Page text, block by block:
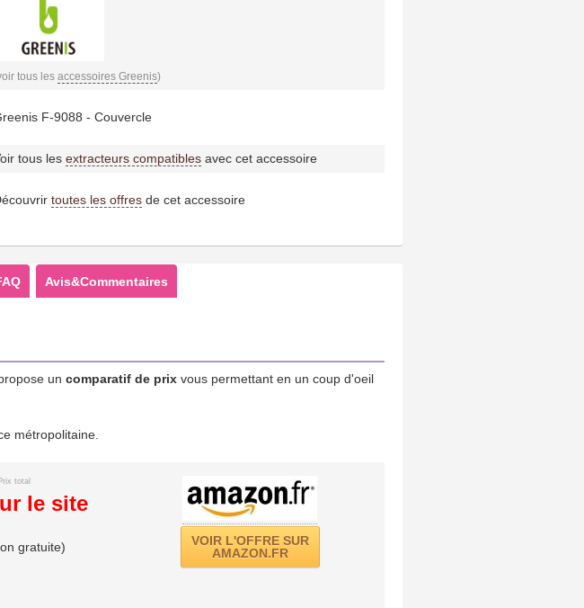
tous les accessoires Greenis)
F-9088 - Couvercle
tous les extracteurs compatiblesavec cet accessoire
toutes les offresde cet accessoire
Avis&Commentaires
un comparatif de prix vous permettant en un coup d'oeil
métropolitaine.
total
le site
gratuite)
VOIR L'OFFRE SUR
AMAZON.FR